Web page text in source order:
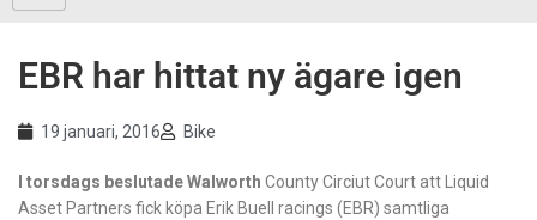
​EBR har hittat ny ägare igen
19 januari, 2016 Bike
I torsdags beslutade Walworth County Circiut Court att Liquid
Asset Partners fick köpa Erik Buell racings (EBR) samtliga